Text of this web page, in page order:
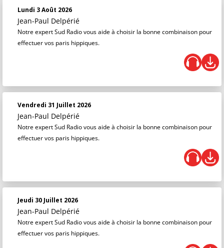
Lundi 3 Août 2026
Jean-Paul Delpérié
Notre expert Sud Radio vous aide à choisir la bonne combinaison pour
effectuer vos paris hippiques.
Vendredi 31 Juillet 2026
Jean-Paul Delpérié
Notre expert Sud Radio vous aide à choisir la bonne combinaison pour
effectuer vos paris hippiques.
Jeudi 30 Juillet 2026
Jean-Paul Delpérié
Notre expert Sud Radio vous aide à choisir la bonne combinaison pour
effectuer vos paris hippiques.